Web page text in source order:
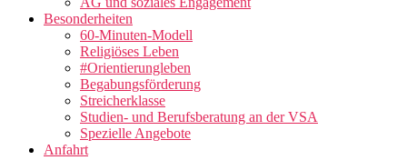
Besonderheiten
60-Minuten-Modell
Religiöses Leben
#Orientierungleben
Begabungsförderung
Streicherklasse
Studien- und Berufsberatung an der VSA
Spezielle Angebote
Anfahrt